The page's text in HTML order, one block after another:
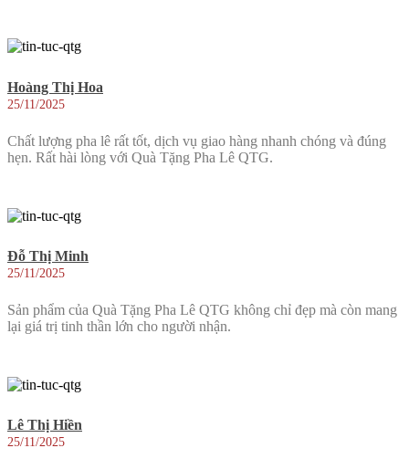
Hoàng Thị Hoa
25/11/2025
Chất lượng pha lê rất tốt, dịch vụ giao hàng nhanh chóng và đúng
hẹn. Rất hài lòng với Quà Tặng Pha Lê QTG.
Đỗ Thị Minh
25/11/2025
Sản phẩm của Quà Tặng Pha Lê QTG không chỉ đẹp mà còn mang
lại giá trị tinh thần lớn cho người nhận.
Lê Thị Hiền
25/11/2025